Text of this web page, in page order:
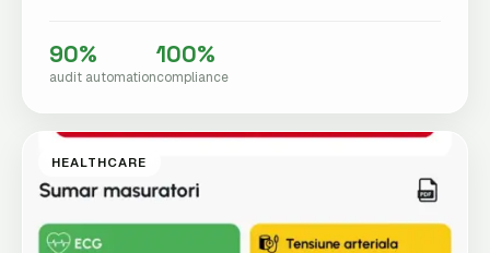
90%
audit automation
100%
compliance
HEALTHCARE